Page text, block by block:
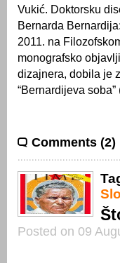
Vukić. Doktorsku
Bernarda
2011. na
monografsko
dizajnera, dobila je
“Bernardijeva
Comments (2)
Posted on 09